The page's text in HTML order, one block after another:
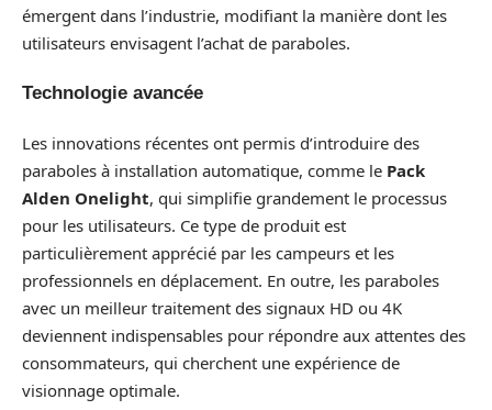
émergent dans l’industrie, modifiant la manière dont les
utilisateurs envisagent l’achat de paraboles.
Technologie avancée
Les innovations récentes ont permis d’introduire des
paraboles à installation automatique, comme le Pack
Alden Onelight, qui simplifie grandement le processus
pour les utilisateurs. Ce type de produit est
particulièrement apprécié par les campeurs et les
professionnels en déplacement. En outre, les paraboles
avec un meilleur traitement des signaux HD ou 4K
deviennent indispensables pour répondre aux attentes des
consommateurs, qui cherchent une expérience de
visionnage optimale.